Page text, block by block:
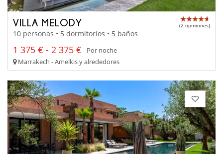
VILLA MELODY (2 opiniones)
10 personas • 5 dormitorios • 5 baños
1 375 € - 2 375 €
Por noche
Marrakech - Amelkis y alrededores